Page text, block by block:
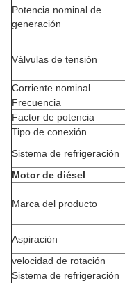
Potencia nominal de
generación
Válvulas de tensión
Corriente nominal
Frecuencia
Factor de potencia
Tipo de conexión
Sistema de refrigeración
Motor de diésel
Marca del producto
Aspiración
velocidad de rotación
Sistema de refrigeración